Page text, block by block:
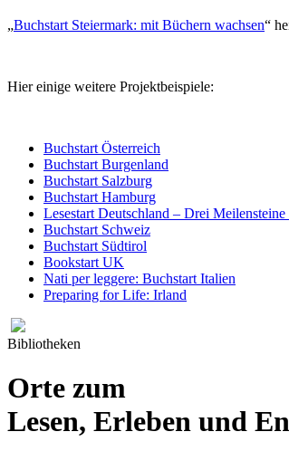
„Buchstart Steiermark: mit Büchern wachsen“
Hier einige weitere Projektbeispiele:
Buchstart Österreich
Buchstart Burgenland
Buchstart Salzburg
Buchstart Hamburg
Lesestart Deutschland – Drei Meilensteine
Buchstart Schweiz
Buchstart Südtirol
Bookstart UK
Nati per leggere: Buchstart Italien
Preparing for Life: Irland
Bibliotheken
Orte zum
Lesen, Erleben und